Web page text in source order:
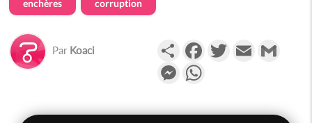
enchères corruption
Par Koaci PartagerFacebookTwitterEmail
Messenger